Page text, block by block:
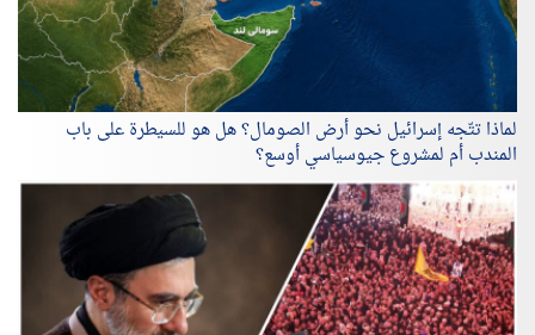
لماذا تتّجه إسرائيل نحو أرض الصومال؟ هل هو للسيطرة على باب
المندب أم لمشروع جيوسياسي أوسع؟